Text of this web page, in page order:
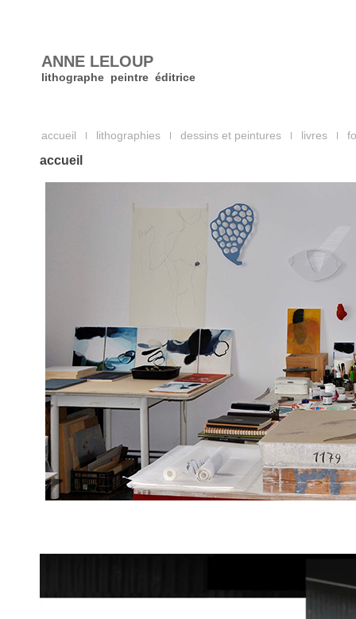
ANNE LELOUP
lithographe peintre éditrice
accueil lithographies dessins et peintures livres
accueil